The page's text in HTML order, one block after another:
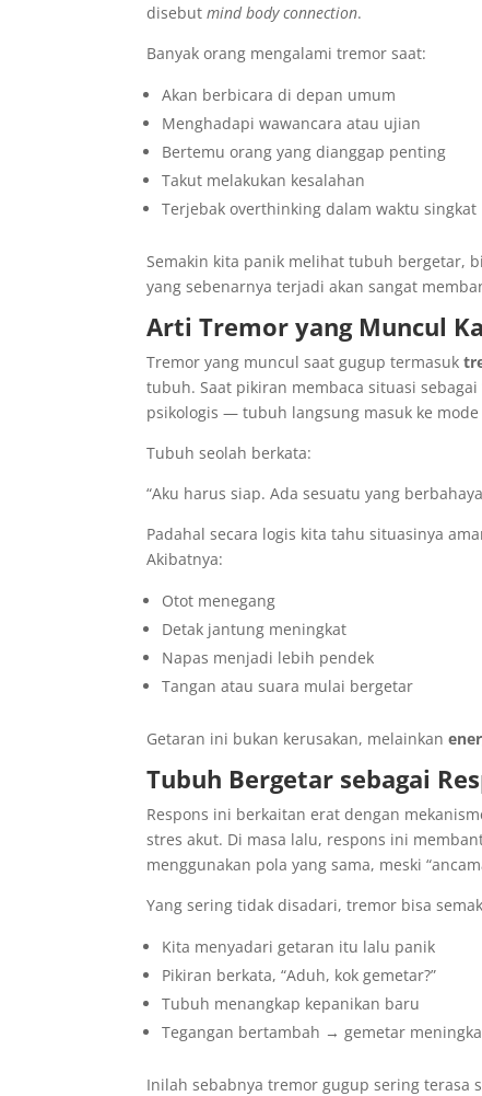
disebutmind body connection.
Banyak orang mengalami tremor saat:
Akan berbicara di depan umum
Menghadapi wawancara atau ujian
Bertemu orang yang dianggap penting
Takut melakukan kesalahan
Terjebak overthinking dalam waktu singkat
Semakin kita panik melihat tubuh bergetar,
yang sebenarnya terjadi akan sangat
Arti Tremor yang Muncul
Tremor yang muncul saat gugup termasuk
tubuh. Saat pikiran membaca situasi
psikologis — tubuh langsung masuk ke mode
Tubuh seolah berkata:
“Aku harus siap. Ada sesuatu yang
Padahal secara logis kita tahu situasinya
Akibatnya:
Otot menegang
Detak jantung meningkat
Napas menjadi lebih pendek
Tangan atau suara mulai bergetar
Getaran ini bukan kerusakan, melainkan
Tubuh Bergetar sebagai
Respons ini berkaitan erat dengan
stres akut. Di masa lalu, respons ini
menggunakan pola yang sama, meski
Yang sering tidak disadari, tremor bisa
Kita menyadari getaran itu lalu panik
Pikiran berkata, “Aduh, kok gemetar?”
Tubuh menangkap kepanikan baru
Tegangan bertambah → gemetar
Inilah sebabnya tremor gugup sering terasa